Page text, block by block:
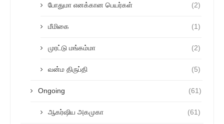
போதுமா எனக்கான பெயர்கள் (2)
மீமிகை (1)
முரட்டு மங்கம்மா (2)
வன்ம திருப்தி (5)
Ongoing (61)
ஆகர்ஷிய அகமுகா (61)